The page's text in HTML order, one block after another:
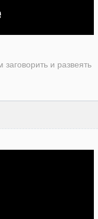
и развеять